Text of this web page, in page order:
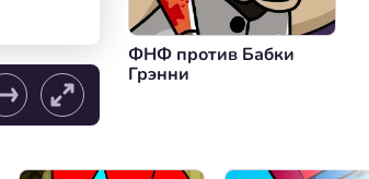
ФНФ против Бабки
Грэнни